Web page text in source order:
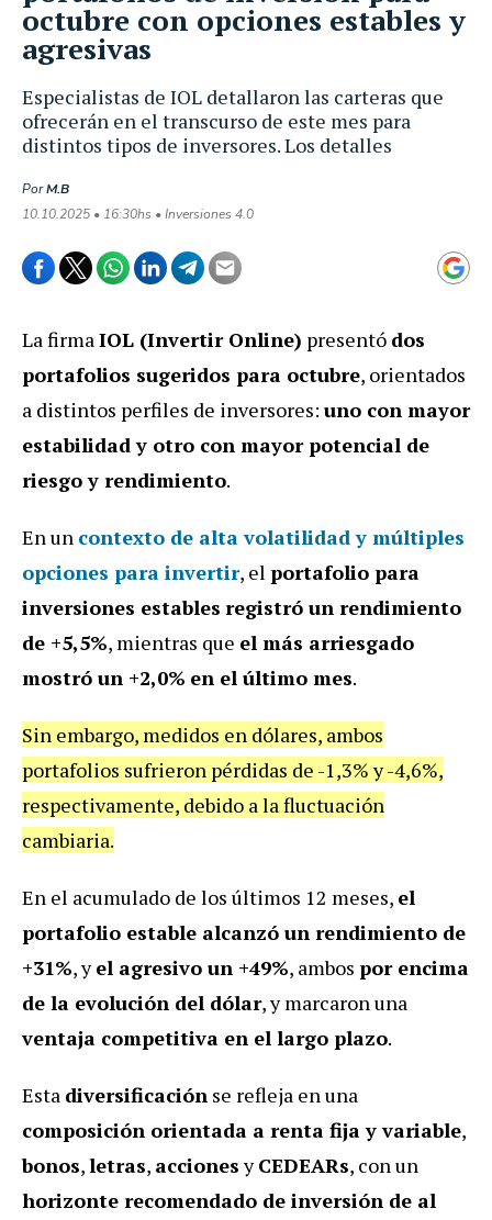
Especialistas de IOL detallaron las carteras que
ofrecerán en el transcurso de este mes para
distintos tipos de inversores. Los detalles
PorM.B
10.10.2025 • 16:30hs • Inversiones 4.0
octubre con opciones estables y
agresivas
La firmaIOL (Invertir Online) presentó dos
portafolios sugeridos para octubre, orientados
a distintos perfiles de inversores: uno con mayor
estabilidad y otro con mayor potencial de
riesgo y rendimiento.
En un contexto de alta volatilidad y múltiples
opciones para invertir, el portafolio para
inversiones estables registró un rendimiento
de +5,5%, mientras que el más arriesgado
mostró un +2,0% en el último mes.
Sin embargo, medidos en dólares, ambos
portafolios sufrieron pérdidas de -1,3% y -4,6%,
respectivamente, debido a la fluctuación
cambiaria.
En el acumulado de los últimos 12 meses, el
portafolio estable alcanzó un rendimiento de
+31%, yel agresivo un +49%, ambos por encima
de la evolución del dólar, y marcaron una
ventaja competitiva en el largo plazo.
Esta diversificación se refleja en una
composición orientada a renta fija y variable,
bonos,letras, accionesyCEDEARs, con un
horizonte recomendado de inversión de al